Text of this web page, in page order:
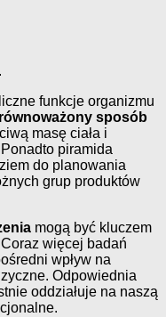
funkcje organizmu
sposób
masę ciała i
piramida
do planowania
grup produktów
mogą być kluczem
więcej badań
wpływ na
Odpowiednia
oddziałuje na naszą